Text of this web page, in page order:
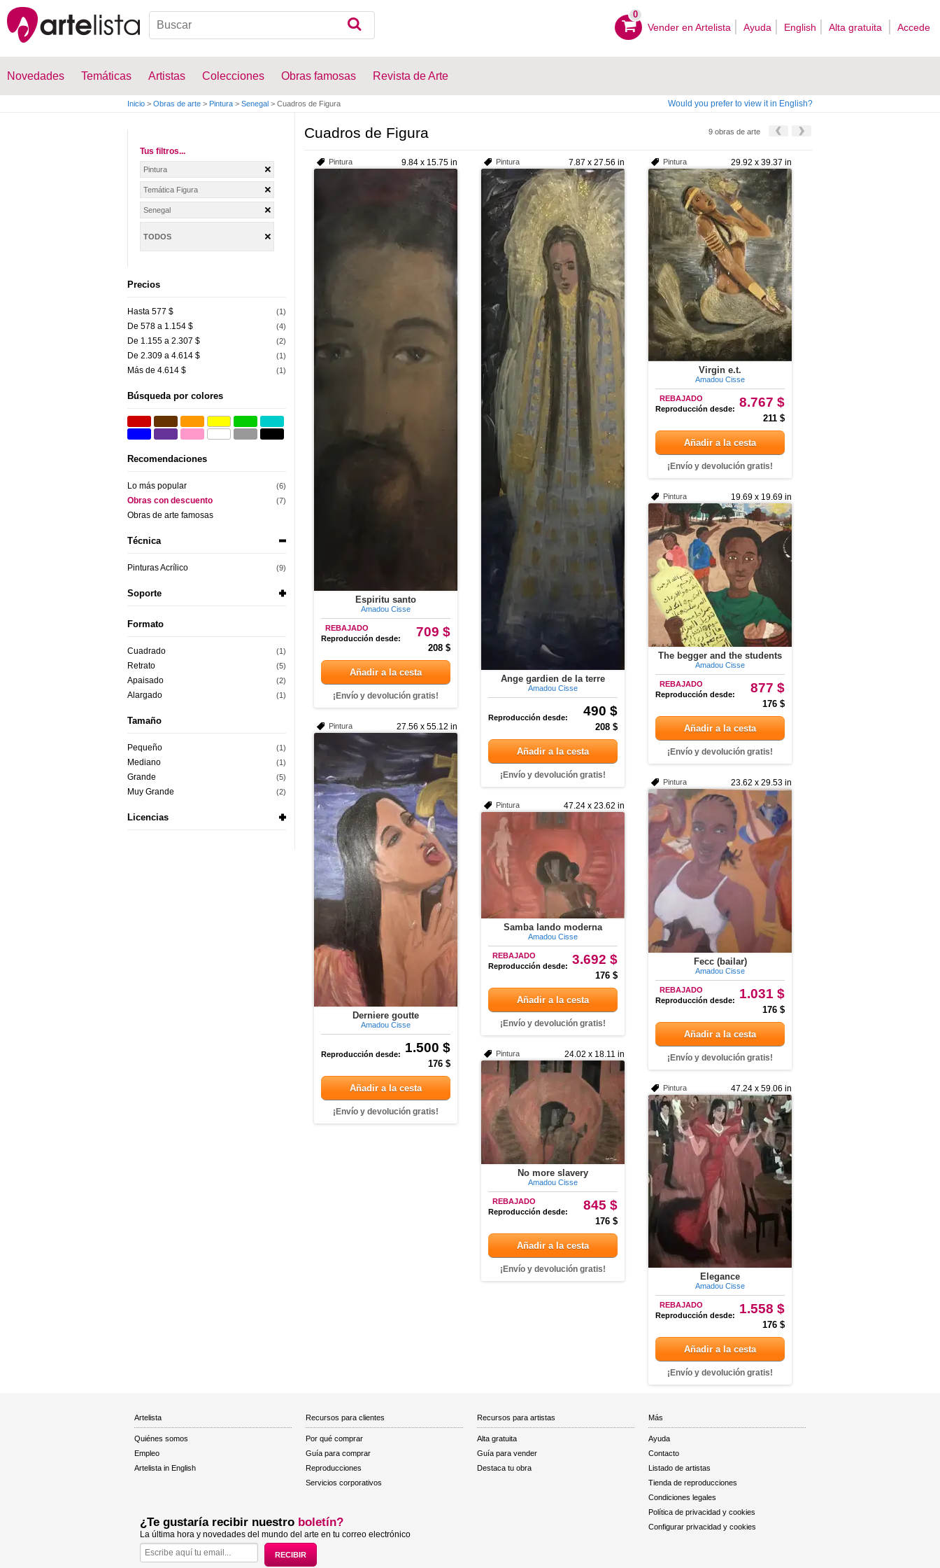
0
Vender en Artelista Ayuda English Alta gratuita Accede
Novedades Temáticas Artistas Colecciones Obras famosas Revista de Arte
Inicio > Obras de arte > Pintura > Senegal > Cuadros de Figura Would you prefer to view it in English?
Tus filtros...
Pintura
Temática Figura
Senegal
TODOS
Precios
Hasta 577 $ (1)
De 578 a 1.154 $ (4)
De 1.155 a 2.307 $ (2)
De 2.309 a 4.614 $ (1)
Más de 4.614 $ (1)
Búsqueda por colores
Recomendaciones
Lo más popular (6)
Obras con descuento (7)
Obras de arte famosas
Técnica
Pinturas Acrílico (9)
Soporte
Formato
Cuadrado (1)
Retrato (5)
Apaisado (2)
Alargado (1)
Tamaño
Pequeño (1)
Mediano (1)
Grande (5)
Muy Grande (2)
Licencias
Cuadros de Figura 9 obras de arte
9.84 x 15.75 in
Pintura
Espiritu santo
Amadou Cisse
709 $
REBAJADO
Reproducción desde:
208 $
Añadir a la cesta
¡Envío y devolución gratis!
7.87 x 27.56 in
Pintura
Ange gardien de la terre
Amadou Cisse
490 $
Reproducción desde:
208 $
Añadir a la cesta
¡Envío y devolución gratis!
29.92 x 39.37 in
Pintura
Virgin e.t.
Amadou Cisse
8.767 $
REBAJADO
Reproducción desde:
211 $
Añadir a la cesta
¡Envío y devolución gratis!
19.69 x 19.69 in
Pintura
The begger and the students
Amadou Cisse
877 $
REBAJADO
Reproducción desde:
176 $
Añadir a la cesta
¡Envío y devolución gratis!
27.56 x 55.12 in
Pintura
Derniere goutte
Amadou Cisse
1.500 $
Reproducción desde:
176 $
Añadir a la cesta
¡Envío y devolución gratis!
23.62 x 29.53 in
Pintura
Fecc (bailar)
Amadou Cisse
1.031 $
REBAJADO
Reproducción desde:
176 $
Añadir a la cesta
¡Envío y devolución gratis!
47.24 x 23.62 in
Pintura
Samba lando moderna
Amadou Cisse
3.692 $
REBAJADO
Reproducción desde:
176 $
Añadir a la cesta
¡Envío y devolución gratis!
24.02 x 18.11 in
Pintura
No more slavery
Amadou Cisse
845 $
REBAJADO
Reproducción desde:
176 $
Añadir a la cesta
¡Envío y devolución gratis!
47.24 x 59.06 in
Pintura
Elegance
Amadou Cisse
1.558 $
REBAJADO
Reproducción desde:
176 $
Añadir a la cesta
¡Envío y devolución gratis!
Artelista
Quiénes somos
Empleo
Artelista in English
Recursos para clientes
Por qué comprar
Guía para comprar
Reproducciones
Servicios corporativos
Recursos para artistas
Alta gratuita
Guía para vender
Destaca tu obra
Más
Ayuda
Contacto
Listado de artistas
Tienda de reproducciones
Condiciones legales
Política de privacidad y cookies
Configurar privacidad y cookies
¿Te gustaría recibir nuestro boletín?
La última hora y novedades del mundo del arte en tu correo electrónico